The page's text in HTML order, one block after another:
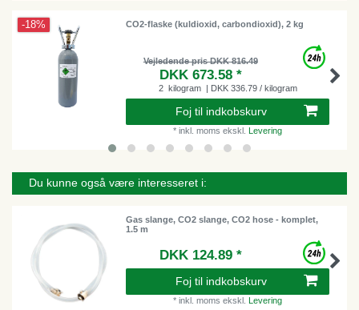
-18% CO2-flaske (kuldioxid, carbondioxid), 2 kg
Vejledende pris DKK 816.49
DKK 673.58 *
2 kilogram | DKK 336.79 / kilogram
Foj til indkobskurv
* inkl. moms ekskl. Levering
Du kunne også være interesseret i:
Gas slange, CO2 slange, CO2 hose - komplet,
1.5 m
DKK 124.89 *
Foj til indkobskurv
* inkl. moms ekskl. Levering